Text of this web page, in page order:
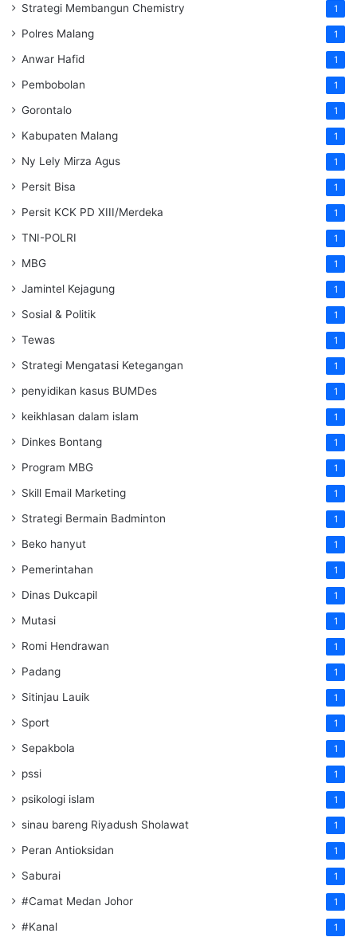
Strategi Membangun Chemistry 1
Polres Malang 1
Anwar Hafid 1
Pembobolan 1
Gorontalo 1
Kabupaten Malang 1
Ny Lely Mirza Agus 1
Persit Bisa 1
Persit KCK PD XIII/Merdeka 1
TNI-POLRI 1
MBG 1
Jamintel Kejagung 1
Sosial & Politik 1
Tewas 1
Strategi Mengatasi Ketegangan 1
penyidikan kasus BUMDes 1
keikhlasan dalam islam 1
Dinkes Bontang 1
Program MBG 1
Skill Email Marketing 1
Strategi Bermain Badminton 1
Beko hanyut 1
Pemerintahan 1
Dinas Dukcapil 1
Mutasi 1
Romi Hendrawan 1
Padang 1
Sitinjau Lauik 1
Sport 1
Sepakbola 1
pssi 1
psikologi islam 1
sinau bareng Riyadush Sholawat 1
Peran Antioksidan 1
Saburai 1
#Camat Medan Johor 1
#Kanal 1